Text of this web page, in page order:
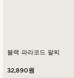
블랙 파라코드 팔찌
32,890원